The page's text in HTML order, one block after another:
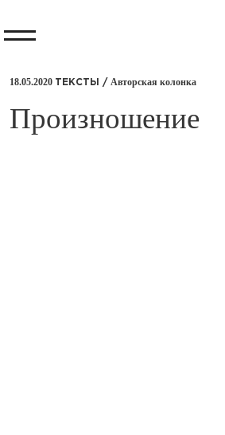
18.05.2020 ТЕКСТЫ / Авторская колонка
Произношение